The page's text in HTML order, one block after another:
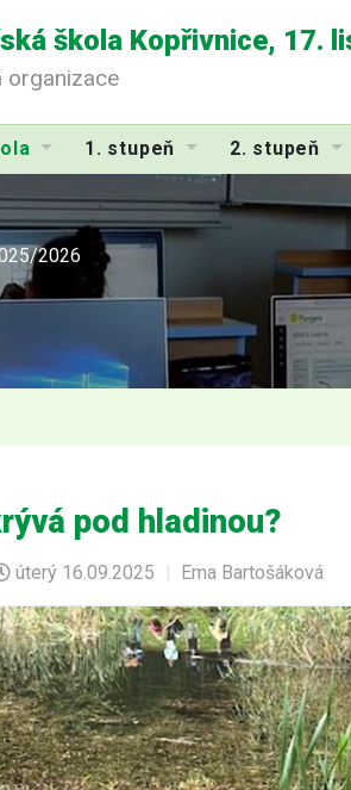
škola Kopřivnice, 17.
organizace
1. stupeň 2. stupeň
2026
pod hladinou?
úterý 16.09.2025 Ema Bartošáková